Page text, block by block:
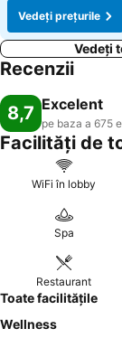
Vedeți prețurile
Vedeți
Recenzii
8,7 Excelent
pe baza a 675
Facilități de
WiFi în lobby
Spa
Restaurant
Toate facilitățile
Wellness